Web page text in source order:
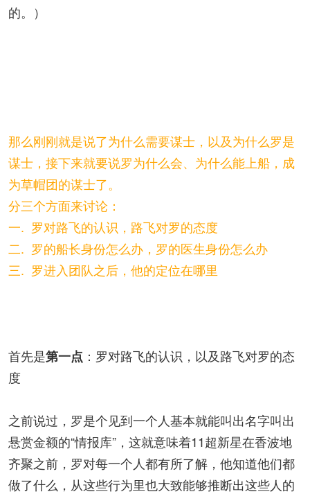
的。）
那么刚刚就是说了为什么需要谋士，以及为什么罗是
谋士，接下来就要说罗为什么会、为什么能上船，成
为草帽团的谋士了。
分三个方面来讨论：
一. 罗对路飞的认识，路飞对罗的态度
二. 罗的船长身份怎么办，罗的医生身份怎么办
三. 罗进入团队之后，他的定位在哪里
首先是第一点 ：罗对路飞的认识，以及路飞对罗的态
度
之前说过，罗是个见到一个人基本就能叫出名字叫出
悬赏金额的“情报库”，这就意味着11超新星在香波地
齐聚之前，罗对每一个人都有所了解，他知道他们都
做了什么，从这些行为里也大致能够推断出这些人的